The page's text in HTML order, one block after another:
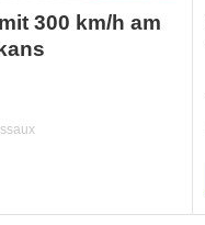
300 km/h am